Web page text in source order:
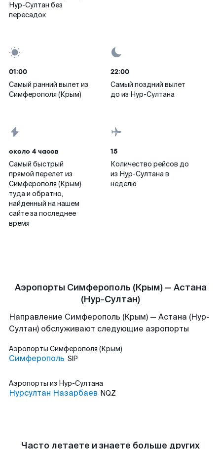
Нур-Султан без
пересадок
01:00
Самый ранний вылет из
Симферополя (Крым)
22:00
Самый поздний вылет
до из Нур-Султана
около 4 часов
Самый быстрый
прямой перелет из
Симферополя (Крым)
туда и обратно,
найденный на нашем
сайте за последнее
время
15
Количество рейсов до
из Нур-Султана в
неделю
Аэропорты Симферополь (Крым) — Астана
(Нур-Султан)
Направление Симферополь (Крым) — Астана (Нур-
Султан) обслуживают следующие аэропорты
Аэропорты Симферополя (Крым)
Симферополь SIP
Аэропорты из Нур-Султана
Нурсултан Назарбаев NQZ
Часто летаете и знаете больше других